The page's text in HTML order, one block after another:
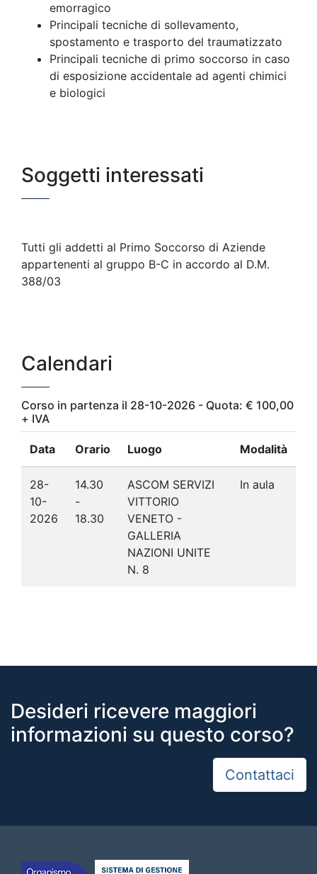
emorragico
Principali tecniche di sollevamento,
spostamento e trasporto del traumatizzato
Principali tecniche di primo soccorso in caso
di esposizione accidentale ad agenti chimici
e biologici
Soggetti interessati
Tutti gli addetti al Primo Soccorso di Aziende
appartenenti al gruppo B-C in accordo al D.M.
388/03
Calendari
Corso in partenza il 28-10-2026 - Quota: € 100,00
+ IVA
Data Orario Luogo Modalità
28-
10-
2026
14.30
-
18.30
ASCOM SERVIZI
VITTORIO
VENETO -
GALLERIA
NAZIONI UNITE
N. 8
In aula
Desideri ricevere maggiori
informazioni su questo corso?
Contattaci